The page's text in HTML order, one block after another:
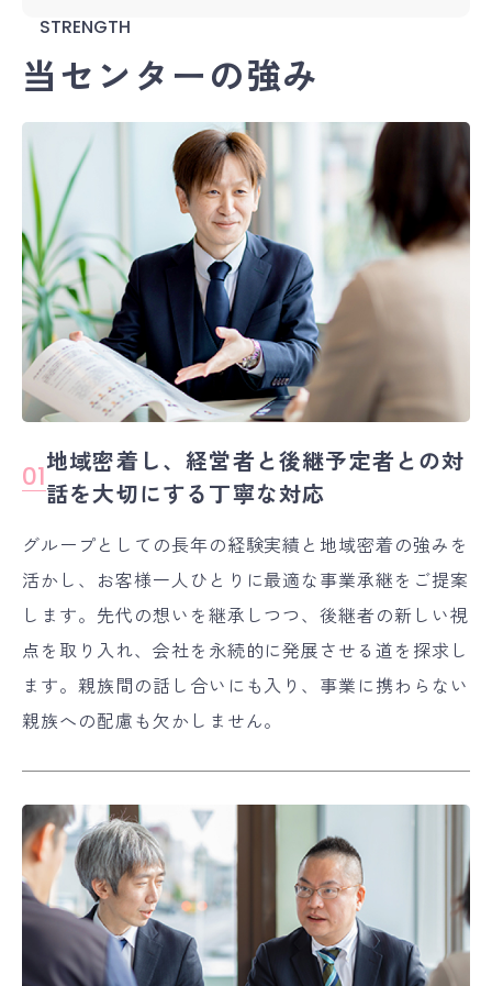
STRENGTH
当センターの強み
01地域密着し、経営者と後継予定者との対
話を大切にする丁寧な対応
グループとしての長年の経験実績と地域密着の強みを
活かし、お客様一人ひとりに最適な事業承継をご提案
します。先代の想いを継承しつつ、後継者の新しい視
点を取り入れ、会社を永続的に発展させる道を探求し
ます。親族間の話し合いにも入り、事業に携わらない
親族への配慮も欠かしません。